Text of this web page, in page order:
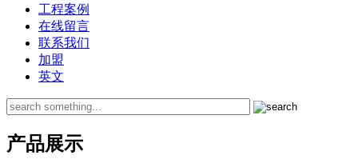
工程案例
在线留言
联系我们
加盟
英文
产品展示